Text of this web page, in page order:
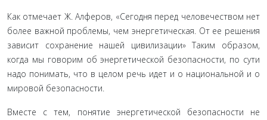
Как отмечает Ж. Алферов, «Сегодня перед человечеством нет
более важной проблемы, чем энергетическая. От ее ре­шения
зависит сохранение нашей цивилизации» Таким об­разом,
когда мы говорим об энергетической безопасности, по сути
надо понимать, что в целом речь идет и о национальной и о
мировой безопасности.
Вместе с тем, понятие энергетиче­ской безопасности не